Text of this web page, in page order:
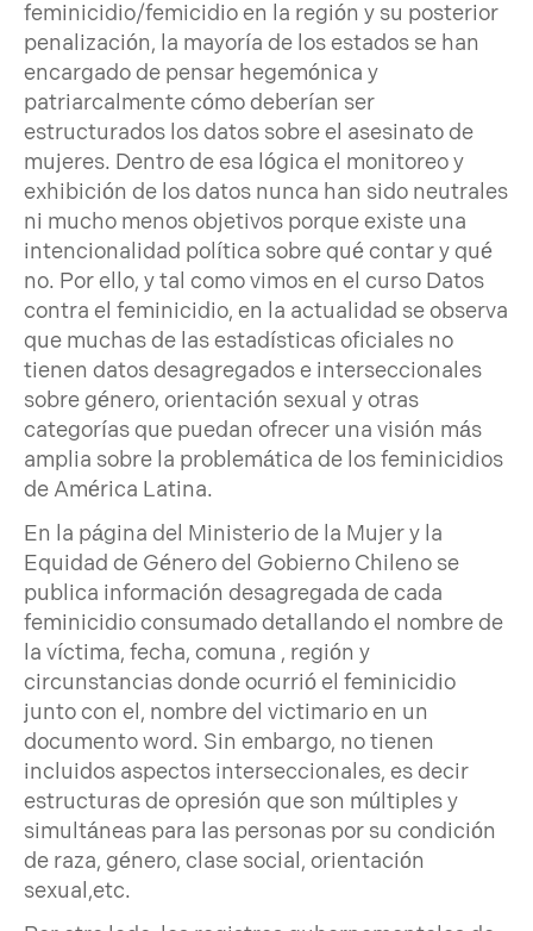
feminicidio/femicidio en la región y su posterior
penalización, la mayoría de los estados se han
encargado de pensar hegemónica y
patriarcalmente cómo deberían ser
estructurados los datos sobre el asesinato de
mujeres. Dentro de esa lógica el monitoreo y
exhibición de los datos nunca han sido neutrales
ni mucho menos objetivos porque existe una
intencionalidad política sobre qué contar y qué
no. Por ello, y tal como vimos en el curso Datos
contra el feminicidio, en la actualidad se observa
que muchas de las estadísticas oficiales no
tienen datos desagregados e interseccionales
sobre género, orientación sexual y otras
categorías que puedan ofrecer una visión más
amplia sobre la problemática de los feminicidios
de América Latina.
En la página del Ministerio de la Mujer y la
Equidad de Género del Gobierno Chileno se
publica información desagregada de cada
feminicidio consumado detallando el nombre de
la víctima, fecha, comuna , región y
circunstancias donde ocurrió el feminicidio
junto con el, nombre del victimario en un
documento word. Sin embargo, no tienen
incluidos aspectos interseccionales, es decir
estructuras de opresión que son múltiples y
simultáneas para las personas por su condición
de raza, género, clase social, orientación
sexual,etc.